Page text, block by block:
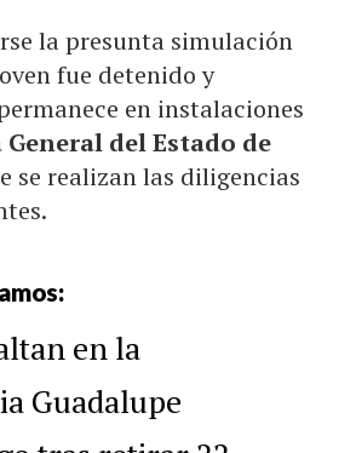
la presunta simulación
fue detenido y
en instalaciones
del Estado de
se realizan las diligencias
en la
Guadalupe